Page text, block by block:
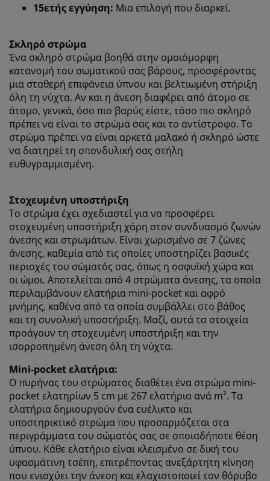
15ετής εγγύηση: Μια επιλογή που διαρκεί.
Σκληρό στρώμα
Ένα σκληρό στρώμα βοηθά στην ομοιόμορφη
κατανομή του σωματικού σας βάρους, προσφέροντας
μια σταθερή επιφάνεια ύπνου και βελτιωμένη στήριξη
όλη τη νύχτα. Αν και η άνεση διαφέρει από άτομο σε
άτομο, γενικά, όσο πιο βαρύς είστε, τόσο πιο σκληρό
πρέπει να είναι το στρώμα σας και το αντίστροφο. Το
στρώμα πρέπει να είναι αρκετά μαλακό ή σκληρό ώστε
να διατηρεί τη σπονδυλική σας στήλη
ευθυγραμμισμένη.
Στοχευμένη υποστήριξη
Το στρώμα έχει σχεδιαστεί για να προσφέρει
στοχευμένη υποστήριξη χάρη στον συνδυασμό ζωνών
άνεσης και στρωμάτων. Είναι χωρισμένο σε 7 ζώνες
άνεσης, καθεμία από τις οποίες υποστηρίζει βασικές
περιοχές του σώματός σας, όπως η οσφυϊκή χώρα και
οι ώμοι. Αποτελείται από 4 στρώματα άνεσης, τα οποία
περιλαμβάνουν ελατήρια mini-pocket και αφρό
μνήμης, καθένα από τα οποία συμβάλλει στο βάθος
και τη συνολική υποστήριξη. Μαζί, αυτά τα στοιχεία
προάγουν τη στοχευμένη υποστήριξη και την
ισορροπημένη άνεση όλη τη νύχτα.
Mini-pocket ελατήρια:
Ο πυρήνας του στρώματος διαθέτει ένα στρώμα mini-
pocket ελατηρίων 5 cm με 267 ελατήρια ανά m². Τα
ελατήρια δημιουργούν ένα ευέλικτο και
υποστηρικτικό στρώμα που προσαρμόζεται στα
περιγράμματα του σώματός σας σε οποιαδήποτε θέση
ύπνου. Κάθε ελατήριο είναι κλεισμένο σε δική του
υφασμάτινη τσέπη, επιτρέποντας ανεξάρτητη κίνηση
που ενισχύει την άνεση και ελαχιστοποιεί τον θόρυβο
Εξατομικεύουμε την εμπειρία σας
Στη JYSK χρησιμοποιούμε cookies και αναγνωριστικά
κινητών τηλεφώνων για να εξασφαλίσουμε μια καλή
εμπειρία κατά την επίσκεψη στον ιστότοπό μας. Τα
cookies συλλέγουν πληροφορίες σχετικά με εσάς για
την εξασφάλιση λειτουργικότητας, στατιστικών
Όταν αποδέχεστε τα διαφημιστικά cookies, θα
μοιραστούμε τα δεδομένα περιήγησής σας με
συνεργάτες μάρκετινγκ (π.χ. Google, Meta και TikTok)
για εξατομικευμένες και στατικές διαφημίσεις.
Μπορείτε να διαβάσετε περισσότερα σχετικά με τους
σκοπούς στην ενότητα «Τροποποίηση» και να
επιλέξετε να ανακαλέσετε τη συγκατάθεσή σας
κάνοντας κλικ στο εικονίδιο του cookie. Κάνοντας κλικ
στην επιλογή «Αποδοχή όλων», συναινείτε και στους
τρεις σκοπούς. Διαβάστε περισσότερα σχετικά με τη
συλλογή και την επεξεργασία προσωπικών
δεδομένων και την πολιτική μαςγια τα cookies